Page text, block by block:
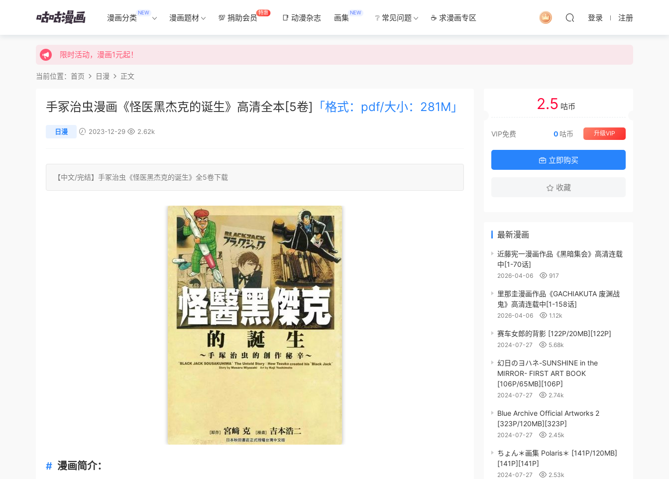
漫画分类
NEW
漫画题材 💯 捐助会员
特惠
📑 动漫杂志 画集
NEW
❔ 常见问题 ☕ 求漫画专区 登录 注册
限时特价购买终身会员享受全站免费体验！
限时活动，漫画1元起！
限时特价购买终身会员享受全站免费体验！
当前位置： 首页 日漫 正文
手冢治虫漫画《怪医黑杰克的诞生》高清全本[5卷] 「格式：pdf/大小：281M」
日漫 2023-12-29 2.62k
【中文/完结】 手冢治虫 《怪医黑杰克的诞生》全5卷下载
漫画简介：
2.5 咕币
VIP免费 升级VIP
0 咕币
立即购买
收藏
最新漫画
近藤宪一漫画作品《黑暗集会》高清连载
中[1-70话]
2026-04-06 917
里那圭漫画作品《GACHIAKUTA 废渊战
鬼》高清连载中[1-158话]
2026-04-06 1.12k
赛车女郎的背影 [122P/20MB][122P]
2024-07-27 5.68k
幻日のヨハネ-SUNSHINE in the
MIRROR- FIRST ART BOOK
[106P/65MB][106P]
2024-07-27 2.74k
Blue Archive Official Artworks 2
[323P/120MB][323P]
2024-07-27 2.45k
ちょん＊画集 Polaris＊ [141P/120MB]
[141P][141P]
2024-07-27 2.53k